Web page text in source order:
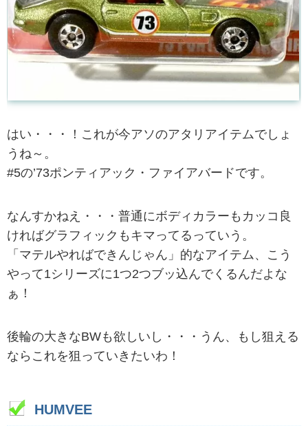
はい・・・！これが今アソのアタリアイテムでしょ
うね～。
#5の’73ポンティアック・ファイアバードです。
なんすかねえ・・・普通にボディカラーもカッコ良
ければグラフィックもキマってるっていう。
「マテルやればできんじゃん」的なアイテム、こう
やって1シリーズに1つ2つブッ込んでくるんだよな
ぁ！
後輪の大きなBWも欲しいし・・・うん、もし狙える
ならこれを狙っていきたいわ！
HUMVEE